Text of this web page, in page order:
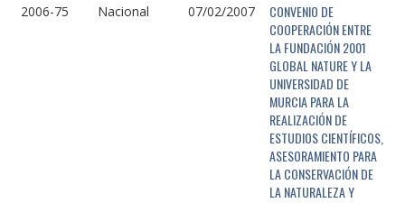
2006-75 Nacional 07/02/2007
CONVENIO DE
COOPERACIÓN ENTRE
LA FUNDACIÓN 2001
GLOBAL NATURE Y LA
UNIVERSIDAD DE
MURCIA PARA LA
REALIZACIÓN DE
ESTUDIOS CIENTÍFICOS,
ASESORAMIENTO PARA
LA CONSERVACIÓN DE
LA NATURALEZA Y